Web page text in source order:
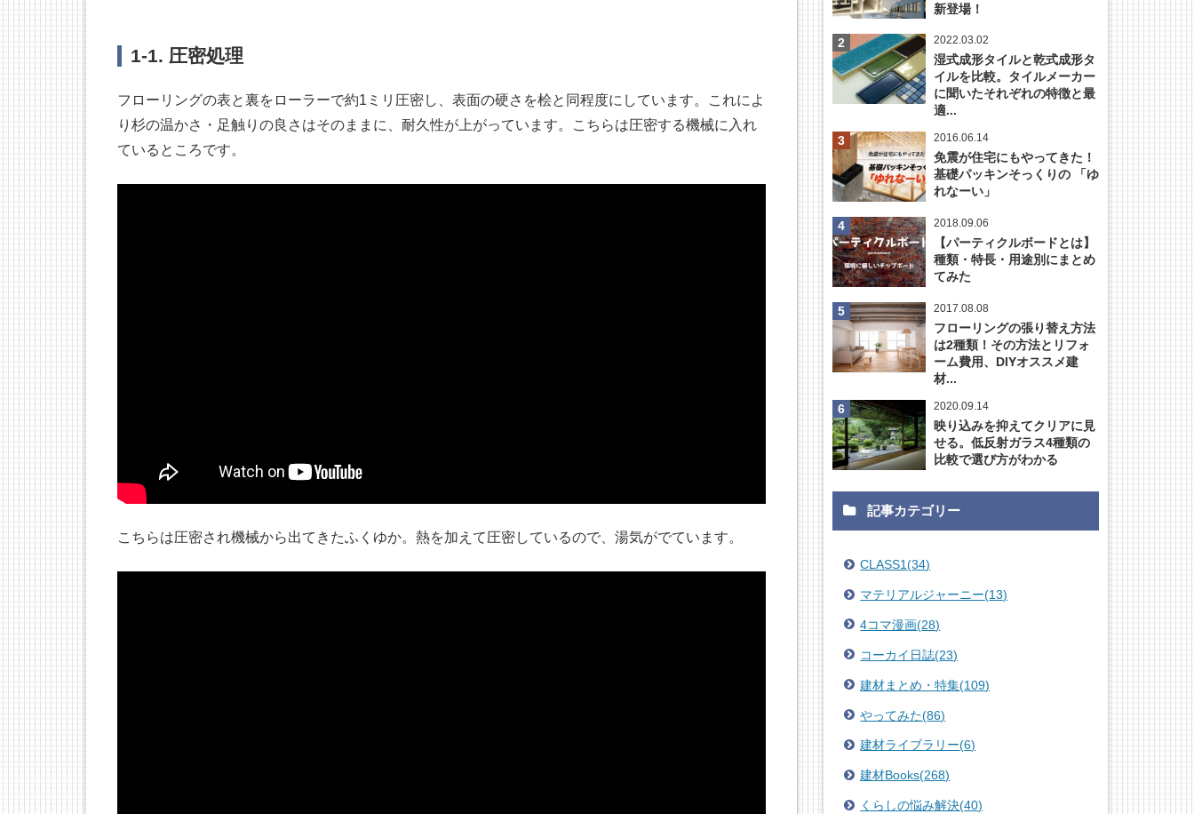
1-1. 圧密処理
フローリングの表と裏をローラーで約1ミリ圧密し、表面の硬さを桧と同程度にしています。これによ
り杉の温かさ・足触りの良さはそのままに、耐久性が上がっています。こちらは圧密する機械に入れ
ているところです。
こちらは圧密され機械から出てきたふくゆか。熱を加えて圧密しているので、湯気がでています。
新登場！
2022.03.02
湿式成形タイルと乾式成形タ
イルを比較。タイルメーカー
に聞いたそれぞれの特徴と最
適...
2016.06.14
免震が住宅にもやってきた！
基礎パッキンそっくりの 「ゆ
れなーい」
2018.09.06
【パーティクルボードとは】
種類・特長・用途別にまとめ
てみた
2017.08.08
フローリングの張り替え方法
は2種類！その方法とリフォ
ーム費用、DIYオススメ建
材...
2020.09.14
映り込みを抑えてクリアに見
せる。低反射ガラス4種類の
比較で選び方がわかる
記事カテゴリー
CLASS1(34)
マテリアルジャーニー(13)
4コマ漫画(28)
コーカイ日誌(23)
建材まとめ・特集(109)
やってみた(86)
建材ライブラリー(6)
建材Books(268)
くらしの悩み解決(40)